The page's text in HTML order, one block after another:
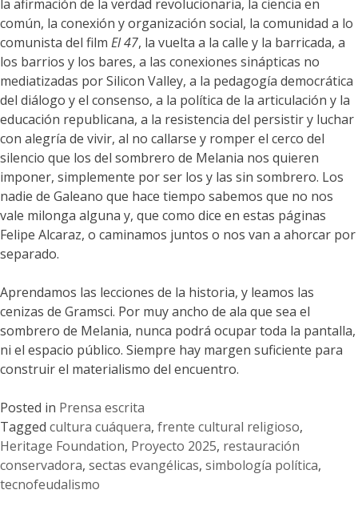
la afirmación de la verdad revolucionaria, la ciencia en
común, la conexión y organización social, la comunidad a lo
comunista del film El 47, la vuelta a la calle y la barricada, a
los barrios y los bares, a las conexiones sinápticas no
mediatizadas por Silicon Valley, a la pedagogía democrática
del diálogo y el consenso, a la política de la articulación y la
educación republicana, a la resistencia del persistir y luchar
con alegría de vivir, al no callarse y romper el cerco del
silencio que los del sombrero de Melania nos quieren
imponer, simplemente por ser los y las sin sombrero. Los
nadie de Galeano que hace tiempo sabemos que no nos
vale milonga alguna y, que como dice en estas páginas
Felipe Alcaraz, o caminamos juntos o nos van a ahorcar por
separado.
Aprendamos las lecciones de la historia, y leamos las
cenizas de Gramsci. Por muy ancho de ala que sea el
sombrero de Melania, nunca podrá ocupar toda la pantalla,
ni el espacio público. Siempre hay margen suficiente para
construir el materialismo del encuentro.
Posted in Prensa escrita
Tagged cultura cuáquera, frente cultural religioso,
Heritage Foundation, Proyecto 2025, restauración
conservadora, sectas evangélicas, simbología política,
tecnofeudalismo